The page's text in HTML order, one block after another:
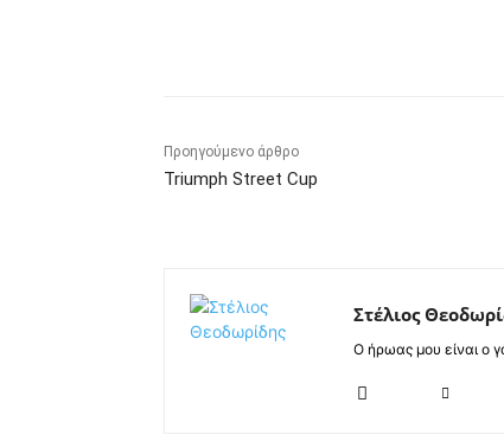
Προηγούμενο άρθρο
Triumph Street Cup
Στέλιος
Ο ήρωας μου είναι ο